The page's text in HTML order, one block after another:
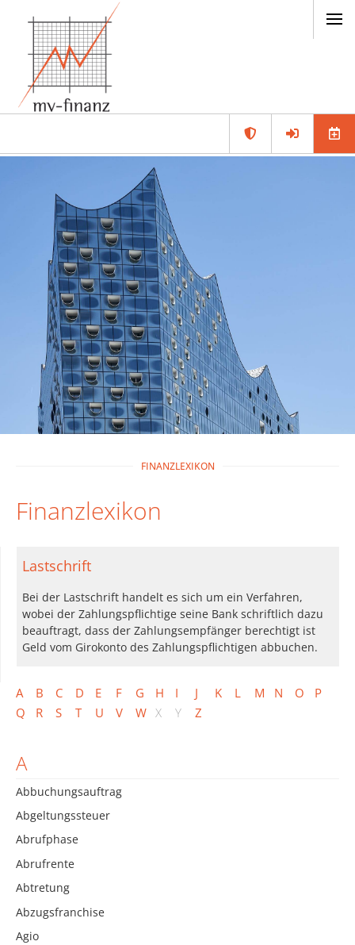
FINANZLEXIKON
Finanzlexikon
A B C D E F G H I J K L M N O
P
Q
R S T U V W X Y Z
A
Abbuchungsauftrag
Abgeltungssteuer
Abrufphase
Abrufrente
Abtretung
Abzugsfranchise
Agio
Lastschrift
Bei der Lastschrift handelt es sich um ein Verfahren,
wobei der Zahlungspflichtige seine Bank schriftlich dazu
beauftragt, dass der Zahlungsempfänger berechtigt ist
Geld vom Girokonto des Zahlungspflichtigen abbuchen.